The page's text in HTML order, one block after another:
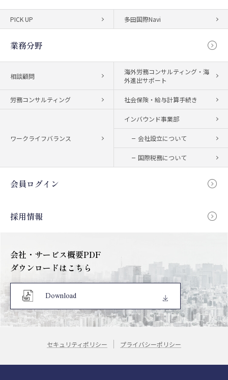
PICK UP 多田国際Navi
業務分野
相談顧問
海外労務コンサルティング・海
外進出サポート
労務コンサルティング 社会保険・給与計算手続き
ワークライフバランス
インバウンド事業部
会社設立について
国際税務について
会員ログイン
採用情報
会社・サービス概要PDF
ダウンロードはこちら
Download
セキュリティポリシー プライバシーポリシー